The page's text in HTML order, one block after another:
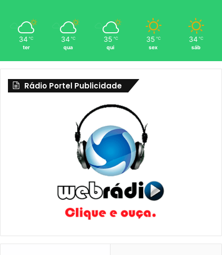
34 ℃
ter
34 ℃
qua
35 ℃
qui
35 ℃
sex
34 ℃
sáb
Rádio Portel Publicidade